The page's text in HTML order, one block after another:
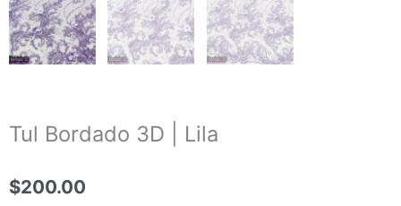
Tul Bordado 3D | Lila
$200.00